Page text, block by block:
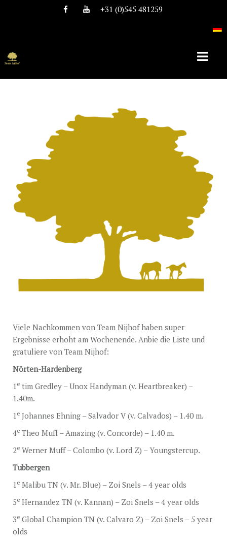
+31 (0)545 481259
ÜBER TEAM NIJHOF
GESCHICHTE
HENGSTE
DECKGELDER
ICSI
BESTELLFORMULAR
STUTENBETREUUNG
TEAM NIJHOF MARKET
AKTUELLES
KONTAKT
Viele Nachkommen von Team Nijhof haben super
Ergebnisse erhoht am Wochenende. Anbie die Liste und
gratuliere von Team Nijhof:
Nörten-Hardenberg
1e tim Gredley – Unox Handyman (v. Heartbreaker) –
1.40m.
1e Johannes Ehning – Salvador V (v. Calvados) – 1.40 m.
4e Theo Muff – Amazing (v. Concorde) – 1.40 m.
2e Werner Muff – Colombo (v. Lord Z) – Youngstercup.
Tubbergen
1e Malibu TN (v. Mr. Blue) – Zoi Snels – 4 year olds
5e Hernandez TN (v. Kannan) – Zoi Snels – 4 year olds
3e Global Champion TN (v. Calvaro Z) – Zoi Snels – 5 year
olds